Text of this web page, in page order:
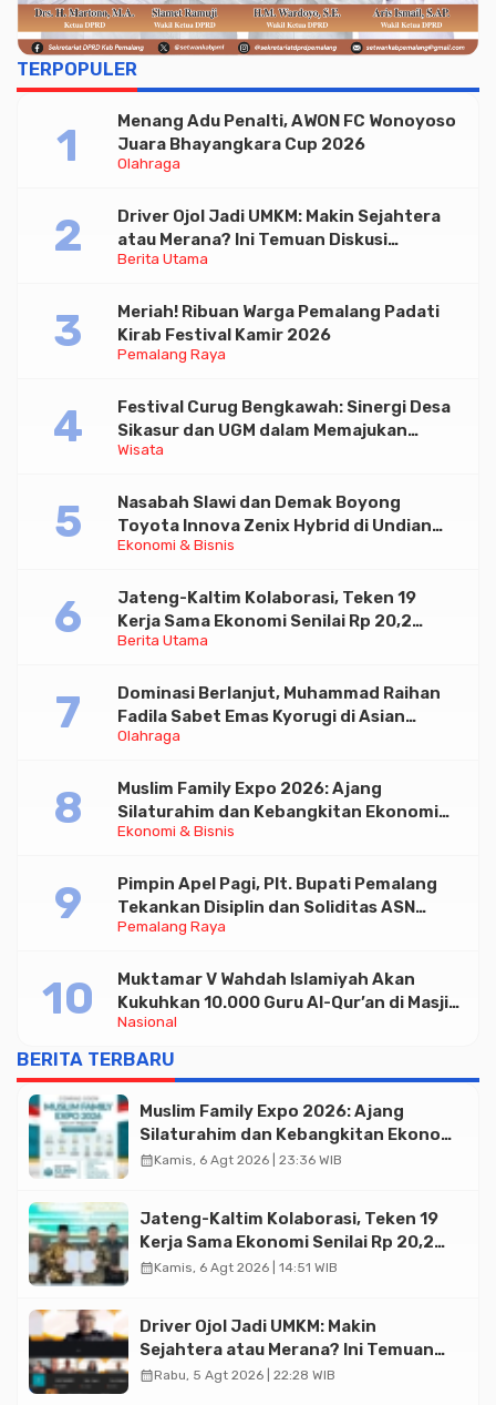
TERPOPULER
Olahraga
Menang Adu Penalti, AWON FC Wonoyoso
Juara Bhayangkara Cup 2026
Berita Utama
Driver Ojol Jadi UMKM: Makin Sejahtera
atau Merana? Ini Temuan Diskusi
Paramadina
Pemalang Raya
Meriah! Ribuan Warga Pemalang Padati
Kirab Festival Kamir 2026
Wisata
Festival Curug Bengkawah: Sinergi Desa
Sikasur dan UGM dalam Memajukan
Wisata serta UMKM Lokal
Ekonomi & Bisnis
Nasabah Slawi dan Demak Boyong
Toyota Innova Zenix Hybrid di Undian
Tabungan Bima Bank Jateng
Berita Utama
Jateng-Kaltim Kolaborasi, Teken 19
Kerja Sama Ekonomi Senilai Rp 20,2
Triliun
Olahraga
Dominasi Berlanjut, Muhammad Raihan
Fadila Sabet Emas Kyorugi di Asian
Taekwondo Indonesia Open 2026
Ekonomi & Bisnis
Muslim Family Expo 2026: Ajang
Silaturahim dan Kebangkitan Ekonomi
Halal di Jakarta
Pemalang Raya
Pimpin Apel Pagi, Plt. Bupati Pemalang
Tekankan Disiplin dan Soliditas ASN
untuk Pelayanan Publik
Nasional
Muktamar V Wahdah Islamiyah Akan
Kukuhkan 10.000 Guru Al-Qur’an di Masjid
Istiqlal
BERITA TERBARU
Muslim Family Expo 2026: Ajang
Silaturahim dan Kebangkitan Ekonomi
Halal di Jakarta
calendar_monthKamis, 6 Agt 2026 | 23:36 WIB
Jateng-Kaltim Kolaborasi, Teken 19
Kerja Sama Ekonomi Senilai Rp 20,2
Triliun
calendar_monthKamis, 6 Agt 2026 | 14:51 WIB
Driver Ojol Jadi UMKM: Makin
Sejahtera atau Merana? Ini Temuan
Diskusi Paramadina
calendar_monthRabu, 5 Agt 2026 | 22:28 WIB